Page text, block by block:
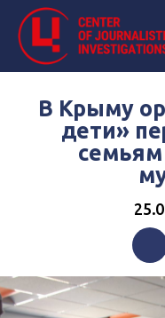
В Крыму
дети»